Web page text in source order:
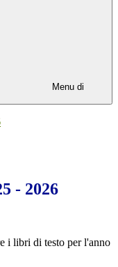
Menu di
- 2026
i libri di testo per l'anno